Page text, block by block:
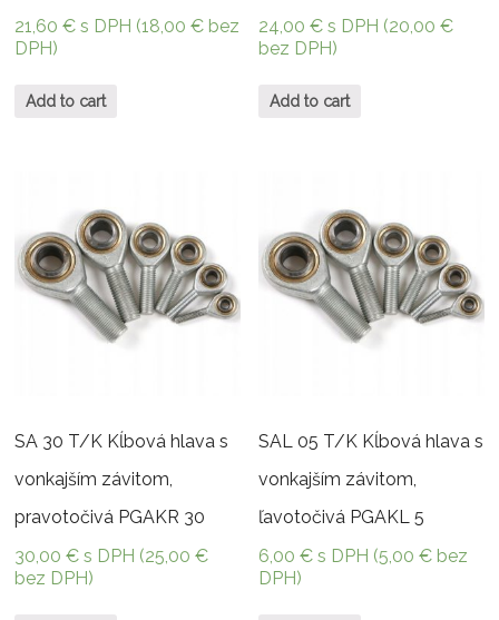
21,60€ s DPH (18,00€ bez
DPH)
Add to cart
24,00€ s DPH (20,00€
bez DPH)
Add to cart
SA 30 T/K Kĺbová hlava s
vonkajším závitom,
pravotočivá PGAKR 30
30,00€ s DPH (25,00€
bez DPH)
SAL 05 T/K Kĺbová hlava s
vonkajším závitom,
ľavotočivá PGAKL 5
6,00€ s DPH (5,00€ bez
DPH)